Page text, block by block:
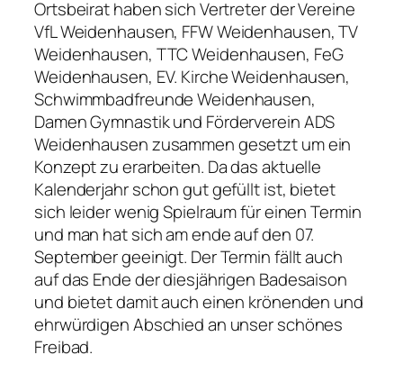
Ortsbeirat haben sich Vertreter der Vereine
VfL Weidenhausen, FFW Weidenhausen, TV
Weidenhausen, TTC Weidenhausen, FeG
Weidenhausen, EV. Kirche Weidenhausen,
Schwimmbadfreunde Weidenhausen,
Damen Gymnastik und Förderverein ADS
Weidenhausen zusammen gesetzt um ein
Konzept zu erarbeiten. Da das aktuelle
Kalenderjahr schon gut gefüllt ist, bietet
sich leider wenig Spielraum für einen Termin
und man hat sich am ende auf den 07.
September geeinigt. Der Termin fällt auch
auf das Ende der diesjährigen Badesaison
und bietet damit auch einen krönenden und
ehrwürdigen Abschied an unser schönes
Freibad.